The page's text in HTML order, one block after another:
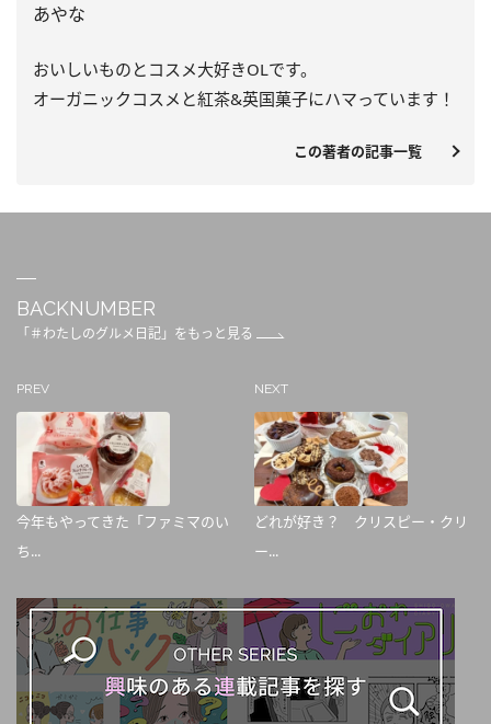
あやな
おいしいものとコスメ大好きOLです。
オーガニックコスメと紅茶&英国菓子にハマっています！
この著者の記事一覧
BACKNUMBER
「＃わたしのグルメ日記」をもっと見る
PREV
今年もやってきた「ファミマのい
ち...
NEXT
どれが好き？ クリスピー・クリ
ー...